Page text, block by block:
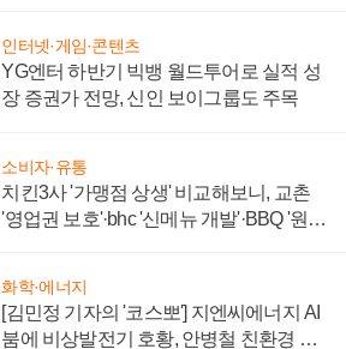
인터넷·게임·콘텐츠
YG엔터 하반기 빅뱅 월드투어로 실적 성
장 증권가 전망, 신인 보이그룹도 주목
소비자·유통
치킨3사 '가맹점 상생' 비교해보니, 교촌
'영업권 보호'·bhc '신메뉴 개발'·BBQ '원가
화학·에너지
[김민정 기자의 '코스뽀'] 지엔씨에너지 AI
붐에 비상발전기 호황, 안병철 친환경 에